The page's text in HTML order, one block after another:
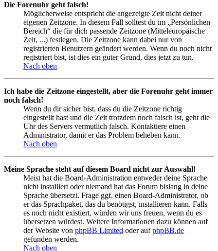
Die Forenuhr geht falsch!
Möglicherweise entspricht die angezeigte Zeit nicht deiner
eigenen Zeitzone. In diesem Fall solltest du im „Persönlichen
Bereich“ die für dich passende Zeitzone (Mitteleuropäische
Zeit, ...) festlegen. Die Zeitzone kann dabei nur von
registrierten Benutzern geändert werden. Wenn du noch nicht
registriert bist, ist dies ein guter Grund, dies jetzt zu tun.
Nach oben
Ich habe die Zeitzone eingestellt, aber die Forenuhr geht immer
noch falsch!
Wenn du dir sicher bist, dass du die Zeitzone richtig
eingestellt hast und die Zeit trotzdem noch falsch ist, geht die
Uhr des Servers vermutlich falsch. Kontaktiere einen
Administrator, damit er das Problem beheben kann.
Nach oben
Meine Sprache steht auf diesem Board nicht zur Auswahl!
Meist hat die Board-Administration entweder deine Sprache
nicht installiert oder niemand hat das Forum bislang in deine
Sprache übersetzt. Frage ggf. einen Board-Administrator, ob
er das Sprachpaket, das du benötigst, installieren kann. Falls
es noch nicht existiert, würden wir uns freuen, wenn du es
übersetzen würdest. Weitere Informationen dazu können auf
der Website von phpBB Limited oder aufphpBB.de
gefunden werden.
Nach oben